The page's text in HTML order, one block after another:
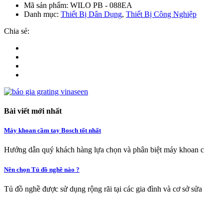
Mã sản phẩm: WILO PB - 088EA
Danh mục: Thiết Bị Dân Dụng, Thiết Bị Công Nghiệp
Chia sẻ:
Bài viết mới nhất
Máy khoan cầm tay Bosch tốt nhất
Hướng dẫn quý khách hàng lựa chọn và phân biệt máy khoan
Nên chọn Tủ đồ nghề nào ?
Tủ đồ nghề được sử dụng rộng rãi tại các gia đình và cơ sở